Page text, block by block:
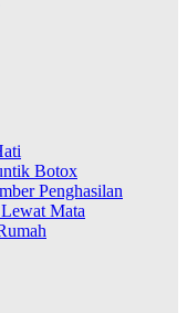
Botox
Penghasilan
Mata